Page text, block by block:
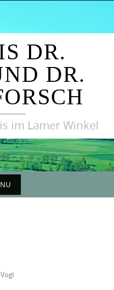
DR.
DR.
im Lamer Winkel